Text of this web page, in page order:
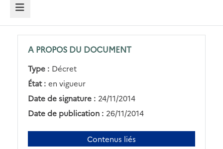
MENU
A PROPOS DU DOCUMENT
Type : Décret
État : en vigueur
Date de signature : 24/11/2014
Date de publication : 26/11/2014
Contenus liés